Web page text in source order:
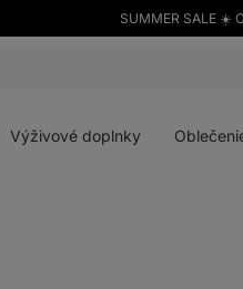
SUMMER SALE ☀️
Výživové doplnky